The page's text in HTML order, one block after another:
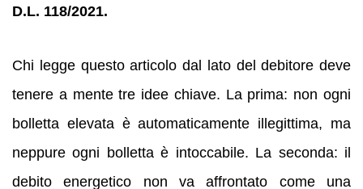
D.L. 118/2021.
Chi legge questo articolo dal lato del debitore deve
tenere a mente tre idee chiave. La prima: non ogni
bolletta elevata è automaticamente illegittima, ma
neppure ogni bolletta è intoccabile. La seconda: il
debito energetico non va affrontato come una